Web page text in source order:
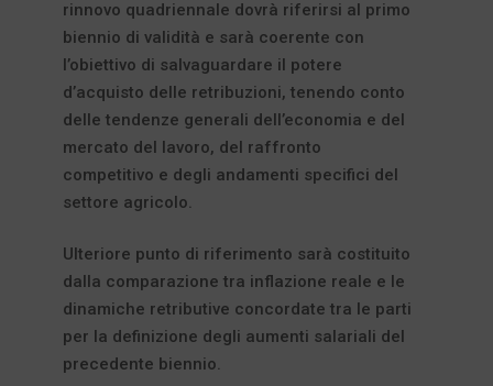
rinnovo quadriennale dovrà riferirsi al primo
biennio di validità e sarà coerente con
l’obiettivo di salvaguardare il potere
d’acquisto delle retribuzioni, tenendo conto
delle tendenze generali dell’economia e del
mercato del lavoro, del raffronto
competitivo e degli andamenti specifici del
settore agricolo.
Ulteriore punto di riferimento sarà costituito
dalla comparazione tra inflazione reale e le
dinamiche retributive concordate tra le parti
per la definizione degli aumenti salariali del
precedente biennio.